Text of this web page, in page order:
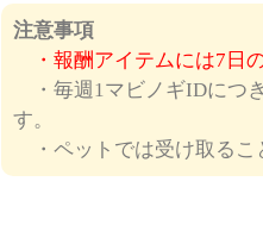
注意事項
・報酬アイテムには7日
・毎週1マビノギIDにつ
す。
・ペットでは受け取るこ